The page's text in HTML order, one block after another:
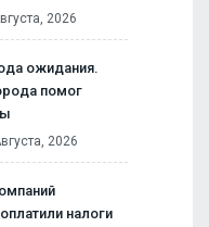
2026
ожидания.
помог
2026
налоги